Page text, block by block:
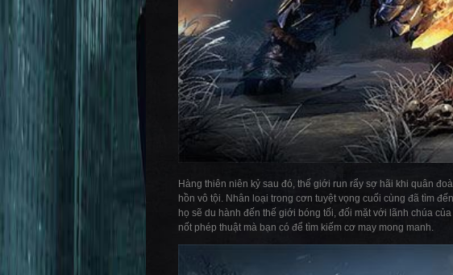
Hàng thiên niên kỷ sau đó, thế giới run rẩy sợ hãi khi quân
hồn vô tội. Nhân loại trong cơn tuyệt vọng cuối cùng đã tìm
họ sẽ du hành đến thế giới bóng tối, đối mặt với lãnh chúa
nốt phép thuật mà bạn có để tìm kiếm cơ may mong manh.